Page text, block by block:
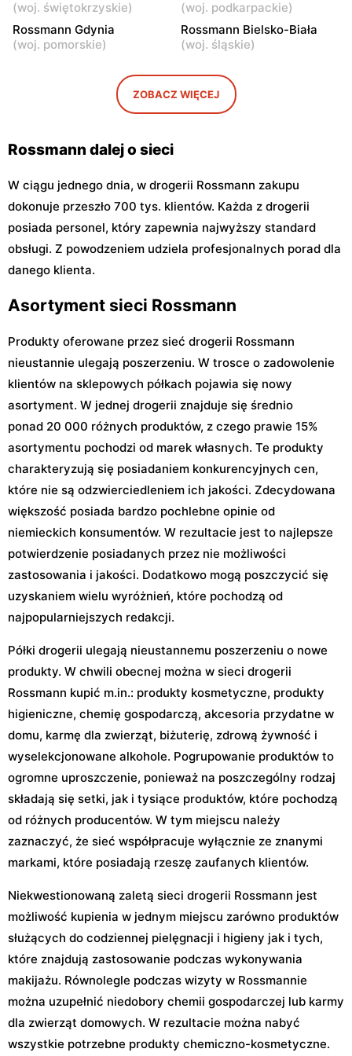
Rossmann
Warszawa, ul. Puławska 17
Rossmann
Warszawa, ul. Dzika 4
Warszawa, ul. Płocka 17 Warszawa, ul. Obozowa 16
(woj. świętokrzyskie)
(woj. podkarpackie)
Rossmann Gdynia
(woj. pomorskie)
Rossmann Bielsko-Biała
(woj. śląskie)
ZOBACZ WIĘCEJ
Rossmann dalej o sieci
W ciągu jednego dnia, w drogerii Rossmann zakupu
dokonuje przeszło 700 tys. klientów. Każda z drogerii
posiada personel, który zapewnia najwyższy standard
obsługi. Z powodzeniem udziela profesjonalnych porad dla
danego klienta.
Asortyment sieci Rossmann
Produkty oferowane przez sieć drogerii Rossmann
nieustannie ulegają poszerzeniu. W trosce o zadowolenie
klientów na sklepowych półkach pojawia się nowy
asortyment. W jednej drogerii znajduje się średnio
ponad 20 000 różnych produktów, z czego prawie 15%
asortymentu pochodzi od marek własnych. Te produkty
charakteryzują się posiadaniem konkurencyjnych cen,
które nie są odzwierciedleniem ich jakości. Zdecydowana
większość posiada bardzo pochlebne opinie od
niemieckich konsumentów. W rezultacie jest to najlepsze
potwierdzenie posiadanych przez nie możliwości
zastosowania i jakości. Dodatkowo mogą poszczycić się
uzyskaniem wielu wyróżnień, które pochodzą od
najpopularniejszych redakcji.
Półki drogerii ulegają nieustannemu poszerzeniu o nowe
produkty. W chwili obecnej można w sieci drogerii
Rossmann kupić m.in.: produkty kosmetyczne, produkty
higieniczne, chemię gospodarczą, akcesoria przydatne w
domu, karmę dla zwierząt, biżuterię, zdrową żywność i
wyselekcjonowane alkohole. Pogrupowanie produktów to
ogromne uproszczenie, ponieważ na poszczególny rodzaj
składają się setki, jak i tysiące produktów, które pochodzą
od różnych producentów. W tym miejscu należy
zaznaczyć, że sieć współpracuje wyłącznie ze znanymi
markami, które posiadają rzeszę zaufanych klientów.
Niekwestionowaną zaletą sieci drogerii Rossmann jest
możliwość kupienia w jednym miejscu zarówno produktów
służących do codziennej pielęgnacji i higieny jak i tych,
które znajdują zastosowanie podczas wykonywania
makijażu. Równolegle podczas wizyty w Rossmannie
można uzupełnić niedobory chemii gospodarczej lub karmy
dla zwierząt domowych. W rezultacie można nabyć
wszystkie potrzebne produkty chemiczno-kosmetyczne.